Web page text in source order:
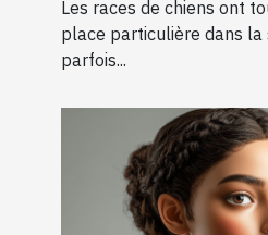
Les races de chiens ont
place particulière dans la
parfois...